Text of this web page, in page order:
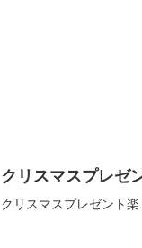
クリスマスプレゼ
クリスマスプレゼント